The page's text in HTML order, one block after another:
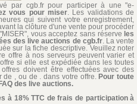
par cgb.fr pour participer à une "e-
vous pour miser. Les validations de
qui suivent votre enregistrement,
la clôture d'une vente pour procéder
vous acceptez sans réserve les
des live auctions de cgb.fr. La vente
sur la fiche descriptive. Veuillez noter
offre à nos serveurs peuvent varier et
si elle est expédiée dans les toutes
doivent être effectuées avec des
de , ou de . dans votre offre. Pour toute
des live auctions.
à 18% TTC de frais de participation à